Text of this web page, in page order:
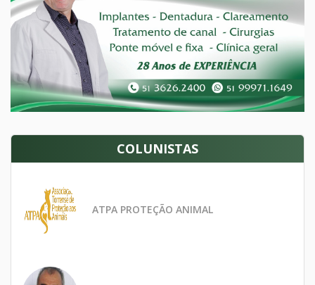
COLUNISTAS
ATPA PROTEÇÃO ANIMAL